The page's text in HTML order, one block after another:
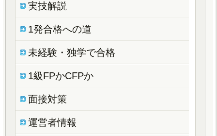
実技解説
1発合格への道
未経験・独学で合格
1級FPかCFPか
面接対策
運営者情報